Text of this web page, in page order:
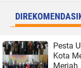
Pesta
Kota
Meriah